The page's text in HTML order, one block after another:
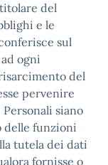
del
e le
sul
ogni
del
pervenire
siano
delle funzioni
tutela dei dati
fornisse o